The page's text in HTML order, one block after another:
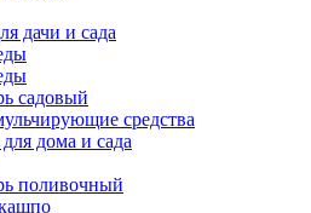
дачи и сада
садовый
средства
дома и сада
поливочный